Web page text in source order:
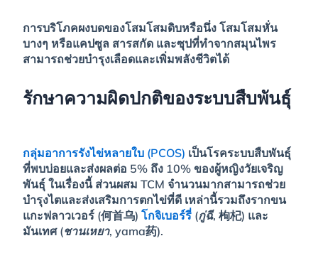
การบริโภคผงบดของโสมโสมดิบหรือนึ่ง โสมโสมหั่น
บางๆ หรือแคปซูล สารสกัด และซุปที่ทำจากสมุนไพร
สามารถช่วยบำรุงเลือดและเพิ่มพลังชีวิตได้
รักษาความผิดปกติของระบบสืบพันธุ์
กลุ่มอาการรังไข่หลายใบ (PCOS) เป็นโรคระบบสืบพันธุ์
ที่พบบ่อยและส่งผลต่อ 5% ถึง 10% ของผู้หญิงวัยเจริญ
พันธุ์ ในเรื่องนี้ ส่วนผสม TCM จำนวนมากสามารถช่วย
บำรุงไตและส่งเสริมการตกไข่ที่ดี เหล่านี้รวมถึงรากขน
แกะฟลาวเวอร์ (何首乌)โกจิเบอร์รี่ (กู่ฉี, 枸杞) และ
มันเทศ (ชานเหยา, yama药).